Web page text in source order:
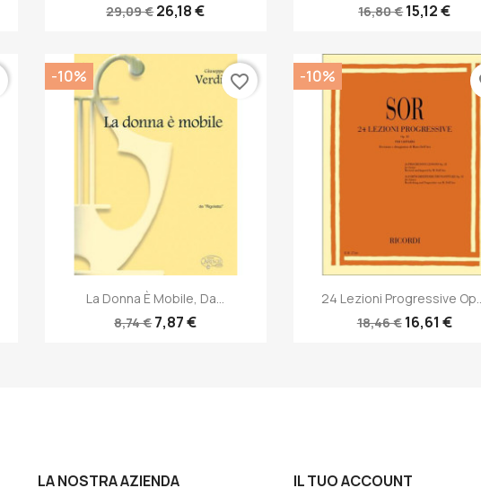
29,09 €26,18 €
16,80 €15,12 €
Anteprima
La Donna È Mobile, Da...
8,74 €7,87 €
-10% favorite_border
Anteprima
24 Lezioni Progressive
18,46 € 16,61 €
-10%
LA NOSTRA AZIENDA IL TUO ACCOUNT